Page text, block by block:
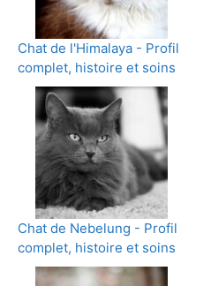
Chat de l'Himalaya - Profil
complet, histoire et soins
Chat de Nebelung - Profil
complet, histoire et soins